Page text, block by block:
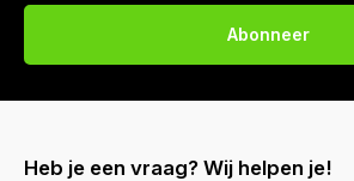
Abonneer
Heb je een vraag? Wij helpen je!